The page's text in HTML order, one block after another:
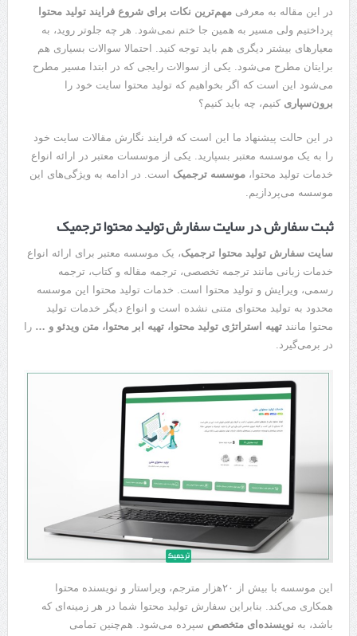
در این مقاله به معرفی مهم‌ترین نکات برای شروع فرایند تولید محتوا
پرداختیم ولی مسیر به همین جا ختم نمی‌شود. هر چه جلوتر روید، به
معیارهای بیشتر دیگری هم باید توجه کنید. احتمالا سوالات بسیاری هم
برایتان مطرح می‌شود. یکی از سوالات رایجی که در ابتدا مسیر مطرح
می‌شود این است که اگر بخواهیم که تولید محتوا سایت خود را
برون‌سپاری کنیم، چه باید کنیم؟
در این حالت پیشنهاد ما این است که فرایند نگارش مقالات سایت خود
را به یک موسسه معتبر بسپارید. یکی از موسسات معتبر در ارائه انواع
خدمات تولید محتوا، موسسه ترجمیک است. در ادامه به ویژگی‌های این
موسسه می‌پردازیم.
ثبت سفارش در سایت سفارش تولید محتوا ترجمیک
سایت سفارش تولید محتوا ترجمیک، یک موسسه معتبر برای ارائه انواع
خدمات زبانی مانند ترجمه تخصصی، ترجمه مقاله و کتاب، ترجمه
رسمی، ویرایش و تولید محتوا است. خدمات تولید محتوا این موسسه
محدود به تولید محتوای متنی نشده است و انواع دیگر خدمات تولید
محتوا مانند تهیه استراتژی تولید محتوا، تهیه ابر محتوا، متن ویدئو و … را
در برمی‌گیرد.
این موسسه با بیش از ۲۰هزار مترجم، ویراستار و نویسنده محتوا
همکاری می‌کند. بنابراین سفارش تولید محتوا شما در هر زمینه‌ای که
باشد، به نویسنده‌ای متخصص سپرده می‌شود. هم‌چنین تمامی